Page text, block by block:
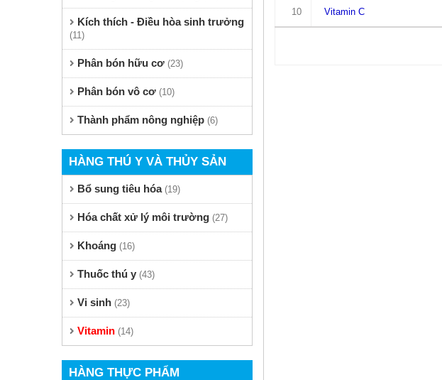
Kích thích - Điều hòa sinh trưởng
(11)
Phân bón hữu cơ (23)
Phân bón vô cơ (10)
Thành phẩm nông nghiệp (6)
HÀNG THÚ Y VÀ THỦY SẢN
Bổ sung tiêu hóa(19)
Hóa chất xử lý môi trường (27)
Khoáng (16)
Thuốc thú y (43)
Vi sinh (23)
Vitamin (14)
HÀNG THỰC PHẨM
10 Vitamin C